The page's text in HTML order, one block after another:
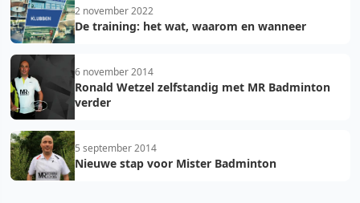
2 november 2022
De training: het wat, waarom en wanneer
6 november 2014
Ronald Wetzel zelfstandig met MR Badminton
verder
5 september 2014
Nieuwe stap voor Mister Badminton